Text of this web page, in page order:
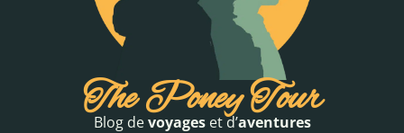
The Poney Tour
Blog devoyageset d’aventures